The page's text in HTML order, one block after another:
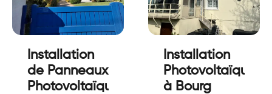
Installation
de Panneaux
Photovoltaïques
Installation
Photovoltaïque
à Bourg